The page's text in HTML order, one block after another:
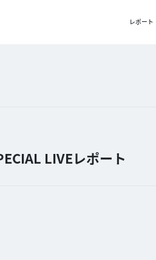
レポート
LIVEレポート